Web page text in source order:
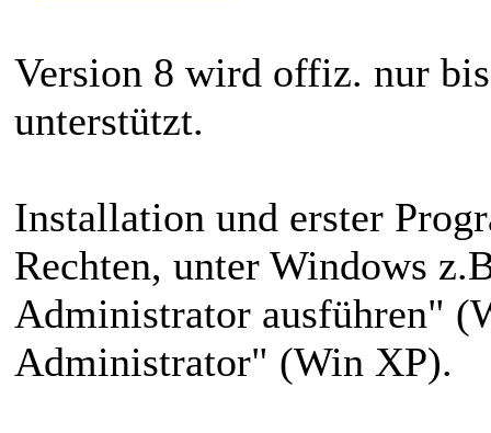
Version 8 wird offiz. nur
unterstützt.
Installation und erster
Rechten, unter Windows
Administrator ausführen"
Administrator" (Win XP).